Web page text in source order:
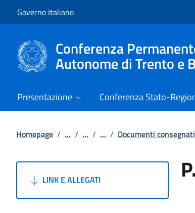
Governo Italiano
Conferenza
Autonome di Trento e
Presentazione Conferenza Stato-
Homepage / ... / ... / ... / Documenti
LINK E ALLEGATI